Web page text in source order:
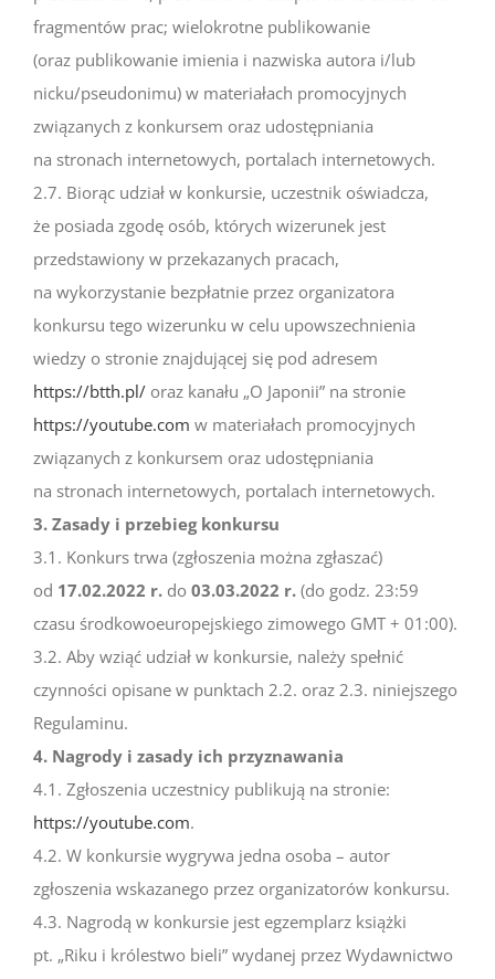
fragmentów prac; wielokrotne publikowanie
(oraz publikowanie imienia i nazwiska autora i/lub
nicku/pseudonimu) w materiałach promocyjnych
związanych z konkursem oraz udostępniania
na stronach internetowych, portalach internetowych.
2.7. Biorąc udział w konkursie, uczestnik oświadcza,
że posiada zgodę osób, których wizerunek jest
przedstawiony w przekazanych pracach,
na wykorzystanie bezpłatnie przez organizatora
konkursu tego wizerunku w celu upowszechnienia
wiedzy o stronie znajdującej się pod adresem
https://btth.pl/ oraz kanału „O Japonii” na stronie
https://youtube.com w materiałach promocyjnych
związanych z konkursem oraz udostępniania
na stronach internetowych, portalach internetowych.
3. Zasady i przebieg konkursu
3.1. Konkurs trwa (zgłoszenia można zgłaszać)
od 17.02.2022 r. do 03.03.2022 r. (do godz. 23:59
czasu środkowoeuropejskiego zimowego GMT + 01:00).
3.2. Aby wziąć udział w konkursie, należy spełnić
czynności opisane w punktach 2.2. oraz 2.3. niniejszego
Regulaminu.
4. Nagrody i zasady ich przyznawania
4.1. Zgłoszenia uczestnicy publikują na stronie:
https://youtube.com.
4.2. W konkursie wygrywa jedna osoba – autor
zgłoszenia wskazanego przez organizatorów konkursu.
4.3. Nagrodą w konkursie jest egzemplarz książki
pt. „Riku i królestwo bieli” wydanej przez Wydawnictwo